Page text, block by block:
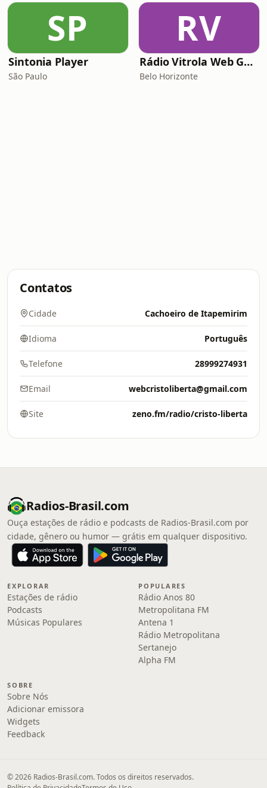
SP
Sintonia Player
São Paulo
RV
Rádio Vitrola Web Gospel
Belo Horizonte
Contatos
Cidade Cachoeiro de Itapemirim
Idioma Português
Telefone 28999274931
Email webcristoliberta@gmail.com
Site zeno.fm/radio/cristo-liberta
Radios-Brasil.com
Ouça estações de rádio e podcasts de Radios-Brasil.com por
cidade, gênero ou humor — grátis em qualquer dispositivo.
EXPLORAR
Estações de rádio
Podcasts
Músicas Populares
POPULARES
Rádio Anos 80
Metropolitana FM
Antena 1
Rádio Metropolitana
Sertanejo
Alpha FM
SOBRE
Sobre Nós
Adicionar emissora
Widgets
Feedback
© 2026 Radios-Brasil.com. Todos os direitos reservados.